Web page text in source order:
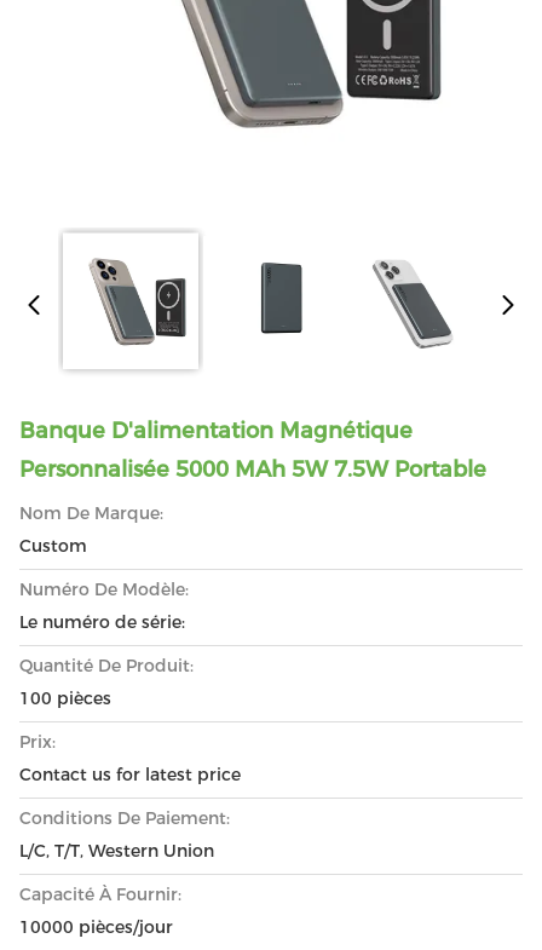
Banque D'alimentation Magnétique
Personnalisée 5000 MAh 5W 7.5W Portable
Nom De Marque:
Custom
Numéro De Modèle:
Le numéro de série:
Quantité De Produit:
100 pièces
Prix:
Contact us for latest price
Conditions De Paiement:
L/C, T/T, Western Union
Capacité À Fournir:
10000 pièces/jour